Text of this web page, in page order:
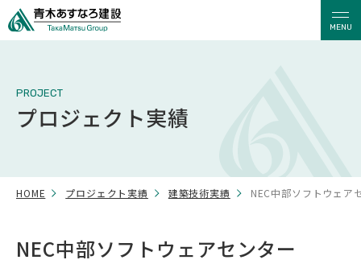
MENU
PROJECT
プロジェクト実績
HOME プロジェクト実績 建築技術実績 NEC中部ソフトウェア
NEC中部ソフトウェアセンター